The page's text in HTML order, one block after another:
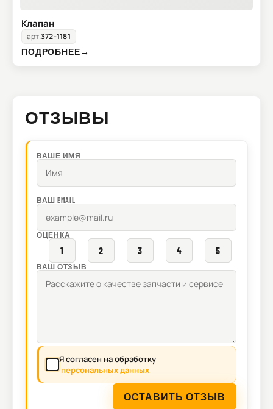
Клапан
арт.372-1181
ПОДРОБНЕЕ→
ОТЗЫВЫ
ВАШЕ ИМЯ
ВАШ EMAIL
ОЦЕНКА
1 2 3 4 5
ВАШ ОТЗЫВ
Я согласен на обработку
персональных данных
ОСТАВИТЬ ОТЗЫВ